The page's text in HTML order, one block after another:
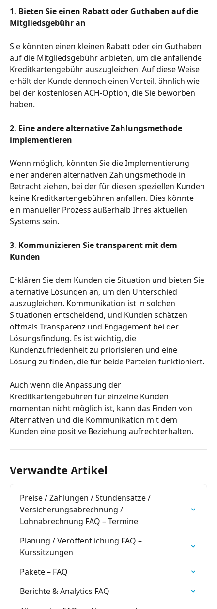
1. Bieten Sie einen Rabatt oder Guthaben auf die
Mitgliedsgebühr an
Sie könnten einen kleinen Rabatt oder ein Guthaben
auf die Mitgliedsgebühr anbieten, um die anfallende
Kreditkartengebühr auszugleichen. Auf diese Weise
erhält der Kunde dennoch einen Vorteil, ähnlich wie
bei der kostenlosen ACH-Option, die Sie beworben
haben.
2. Eine andere alternative Zahlungsmethode
implementieren
Wenn möglich, könnten Sie die Implementierung
einer anderen alternativen Zahlungsmethode in
Betracht ziehen, bei der für diesen speziellen Kunden
keine Kreditkartengebühren anfallen. Dies könnte
ein manueller Prozess außerhalb Ihres aktuellen
Systems sein.
3. Kommunizieren Sie transparent mit dem
Kunden
Erklären Sie dem Kunden die Situation und bieten Sie
alternative Lösungen an, um den Unterschied
auszugleichen. Kommunikation ist in solchen
Situationen entscheidend, und Kunden schätzen
oftmals Transparenz und Engagement bei der
Lösungsfindung. Es ist wichtig, die
Kundenzufriedenheit zu priorisieren und eine
Lösung zu finden, die für beide Parteien funktioniert.
Auch wenn die Anpassung der
Kreditkartengebühren für einzelne Kunden
momentan nicht möglich ist, kann das Finden von
Alternativen und die Kommunikation mit dem
Kunden eine positive Beziehung aufrechterhalten.
Verwandte Artikel
Preise / Zahlungen / Stundensätze /
Versicherungsabrechnung /
Lohnabrechnung FAQ – Termine
Planung / Veröffentlichung FAQ –
Kurssitzungen
Pakete – FAQ
Berichte & Analytics FAQ